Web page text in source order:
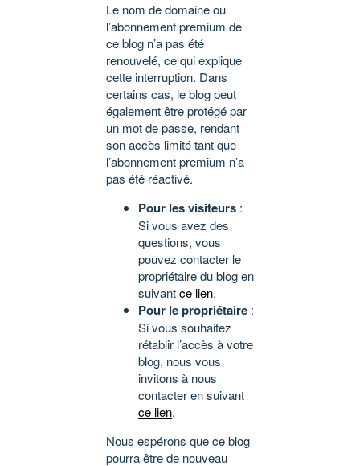
Le nom de domaine ou
l’abonnement premium de
ce blog n’a pas été
renouvelé, ce qui explique
cette interruption. Dans
certains cas, le blog peut
également être protégé par
un mot de passe, rendant
son accès limité tant que
l’abonnement premium n’a
pas été réactivé.
Pour les visiteurs :
Si vous avez des
questions, vous
pouvez contacter le
propriétaire du blog en
suivantce lien.
Pour le propriétaire :
Si vous souhaitez
rétablir l’accès à votre
blog, nous vous
invitons à nous
contacter en suivant
ce lien.
Nous espérons que ce blog
pourra être de nouveau